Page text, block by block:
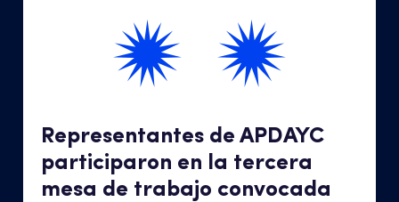
Representantes de APDAYC
participaron en la tercera
mesa de trabajo convocada